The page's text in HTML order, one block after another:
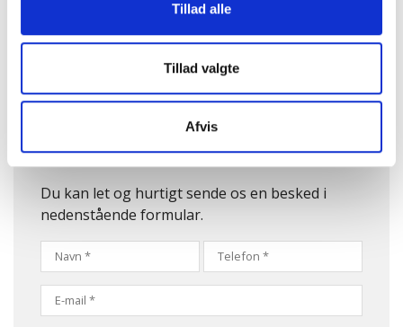
Tillad alle
Tillad valgte
Afvis
Kontakt os
Du kan let og hurtigt sende os en besked i
nedenstående formular.